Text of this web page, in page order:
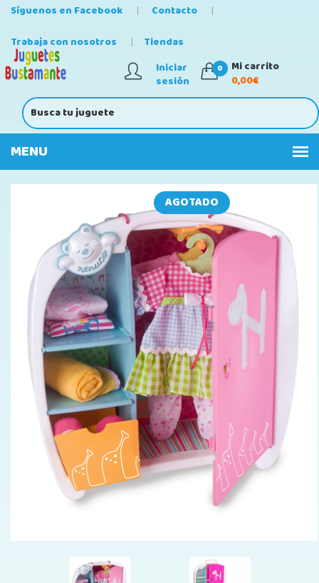
Síguenos en Facebook
Contacto
Trabaja con nosotros
Tiendas
Iniciar
sesión
0
Mi carrito
0,00€
AGOTADO